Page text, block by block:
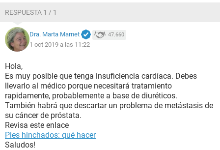
RESPUESTA 1 / 1
Dra. Marta Marnet 47.660
1 oct 2019 a las 11:22
Hola,
Es muy posible que tenga insuficiencia cardíaca. Debes
llevarlo al médico porque necesitará tratamiento
rapidamente, probablemente a base de diuréticos.
También habrá que descartar un problema de metástasis de
su cáncer de próstata.
Revisa este enlace
Pies hinchados: qué hacer
Saludos!